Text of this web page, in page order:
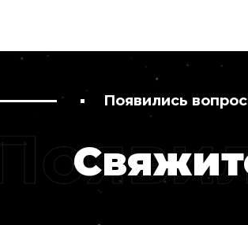
Появились